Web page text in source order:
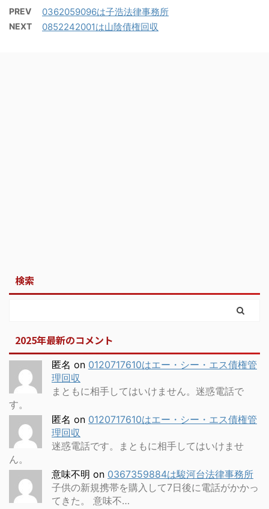
PREV 0362059096は子浩法律事務所
NEXT 0852242001は山陰債権回収
検索
2025年最新のコメント
匿名 on 0120717610はエー・シー・エス債権管
理回収
まともに相手してはいけません。迷惑電話で
す。
匿名 on 0120717610はエー・シー・エス債権管
理回収
迷惑電話です。まともに相手してはいけませ
ん。
意味不明 on 0367359884は駿河台法律事務所
子供の新規携帯を購入して7日後に電話がかかっ
てきた。 意味不…